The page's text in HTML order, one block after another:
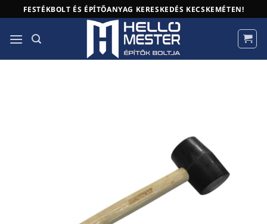
to
content
FESTÉKBOLT ÉS ÉPÍTŐANYAG KERESKEDÉS KECSKEMÉTEN!